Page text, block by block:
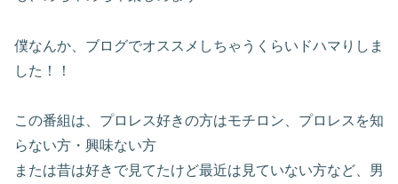
僕なんか、ブログでオススメしちゃうくらいドハマりしま
した！！
この番組は、プロレス好きの方はモチロン、プロレスを知
らない方・興味ない方
または昔は好きで見てたけど最近は見ていない方など、男